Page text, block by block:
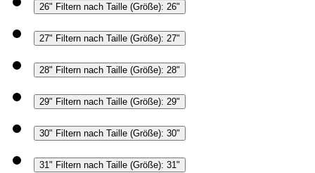
26" Filtern nach Taille (Größe): 26"
27" Filtern nach Taille (Größe): 27"
28" Filtern nach Taille (Größe): 28"
29" Filtern nach Taille (Größe): 29"
30" Filtern nach Taille (Größe): 30"
31" Filtern nach Taille (Größe): 31"